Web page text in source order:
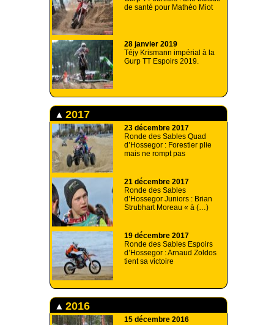
de santé pour Mathéo Miot
28 janvier 2019
Téjy Krismann impérial à la
Gurp TT Espoirs 2019.
2017
23 décembre 2017
Ronde des Sables Quad
d’Hossegor : Forestier plie
mais ne rompt pas
21 décembre 2017
Ronde des Sables
d’Hossegor Juniors : Brian
Strubhart Moreau « à (…)
19 décembre 2017
Ronde des Sables Espoirs
d’Hossegor : Arnaud Zoldos
tient sa victoire
2016
15 décembre 2016